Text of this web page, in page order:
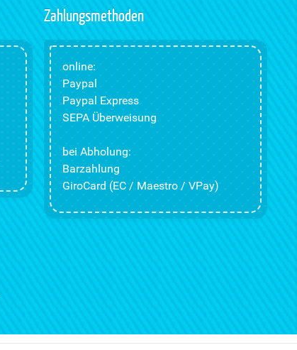
Zahlungsmethoden
online:
Paypal
Paypal Express
SEPA Überweisung
bei Abholung:
Barzahlung
GiroCard (EC / Maestro / VPay)